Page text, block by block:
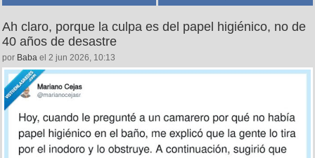
Ah claro, porque la culpa es del papel higiénico, no de
40 años de desastre
por Baba el 2 jun 2026, 10:13